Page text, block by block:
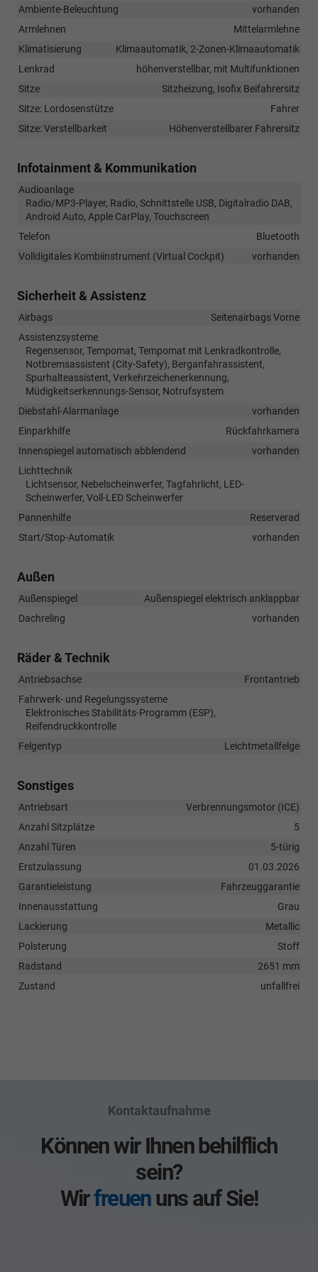
Ambiente-Beleuchtung
vorhanden
Armlehnen
Mittelarmlehne
Klimatisierung
Klimaautomatik, 2-Zonen-Klimaautomatik
Lenkrad
höhenverstellbar, mit Multifunktionen
Sitze
Sitzheizung, Isofix Beifahrersitz
Sitze: Lordosenstütze
Fahrer
Sitze: Verstellbarkeit
Höhenverstellbarer Fahrersitz
Infotainment & Kommunikation
Audioanlage
Radio/MP3-Player, Radio, Schnittstelle USB, Digitalradio DAB,
Android Auto, Apple CarPlay, Touchscreen
Telefon
Bluetooth
Volldigitales Kombiinstrument (Virtual Cockpit)
vorhanden
Sicherheit & Assistenz
Airbags
Seitenairbags Vorne
Assistenzsysteme
Regensensor, Tempomat, Tempomat mit Lenkradkontrolle,
Notbremsassistent (City-Safety), Berganfahrassistent,
Spurhalteassistent, Verkehrzeichenerkennung,
Müdigkeitserkennungs-Sensor, Notrufsystem
Diebstahl-Alarmanlage
vorhanden
Einparkhilfe
Rückfahrkamera
Innenspiegel automatisch abblendend
vorhanden
Lichttechnik
Lichtsensor, Nebelscheinwerfer, Tagfahrlicht, LED-
Scheinwerfer, Voll-LED Scheinwerfer
Pannenhilfe
Reserverad
Start/Stop-Automatik
vorhanden
Außen
Außenspiegel
Außenspiegel elektrisch anklappbar
Dachreling
vorhanden
Räder & Technik
Antriebsachse
Frontantrieb
Fahrwerk- und Regelungssysteme
Elektronisches Stabilitäts-Programm (ESP),
Reifendruckkontrolle
Felgentyp
Leichtmetallfelge
Sonstiges
Antriebsart
Verbrennungsmotor (ICE)
Anzahl Sitzplätze
5
Anzahl Türen
5-türig
Erstzulassung
01.03.2026
Garantieleistung
Fahrzeuggarantie
Innenausstattung
Grau
Lackierung
Metallic
Polsterung
Stoff
Radstand
2651 mm
Zustand
unfallfrei
Kontaktaufnahme
Können wir Ihnen behilflich
sein?
Wirfreuenuns auf Sie!